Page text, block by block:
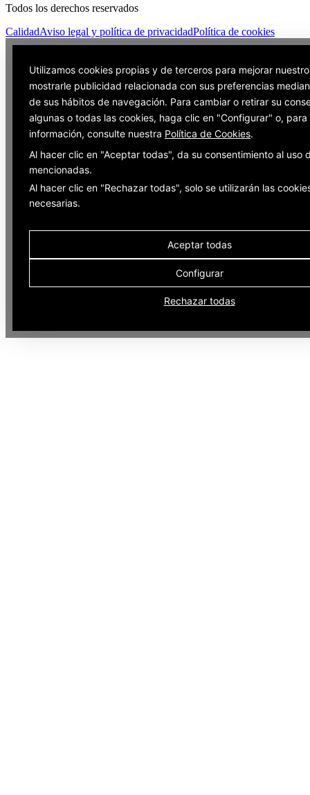
Todos los derechos reservados
CalidadAviso legal y política de privacidadPolítica de cookies
Utilizamos cookies propias y de terceros para mejorar
mostrarle publicidad relacionada con sus preferencias
de sus hábitos de navegación. Para cambiar o retirar su
algunas o todas las cookies, haga clic en "Configurar" o, para
información, consulte nuestra Política de Cookies.
Al hacer clic en "Aceptar todas", da su consentimiento al uso
mencionadas.
Al hacer clic en "Rechazar todas", solo se utilizarán las
necesarias.
Aceptar todas
Configurar
Rechazar todas